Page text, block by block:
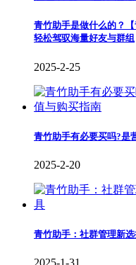
青竹助手是做什么的？
轻松驾驭海量好友与群组
2025-2-25
青竹助手有必要买吗?是
2025-2-20
青竹助手：社群管理新